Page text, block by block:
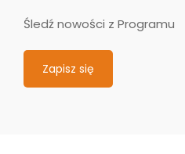
Śledź nowości z Programu
Zapisz się